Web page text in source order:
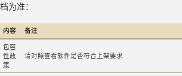
档为准：
内容 备注
包容
性政
策
请对照查看软件是否符合上架要求